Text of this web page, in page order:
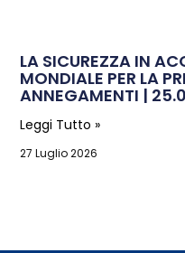
LA SICUREZZA IN
MONDIALE PER LA
ANNEGAMENTI |
Leggi Tutto »
27 Luglio 2026